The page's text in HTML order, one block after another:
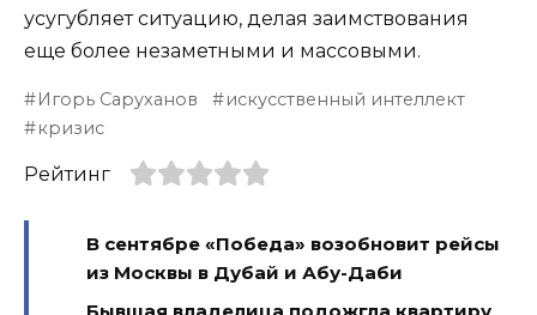
усугубляет ситуацию, делая заимствования
еще более незаметными и массовыми.
Игорь Саруханов
искусственный интеллект
кризис
Рейтинг
В сентябре «Победа» возобновит рейсы
из Москвы в Дубай и Абу-Даби
Бывшая владелица подожгла квартиру